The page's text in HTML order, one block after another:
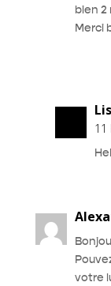
bien 2
Merci
11
votre